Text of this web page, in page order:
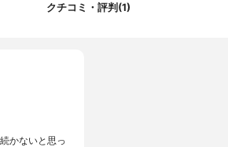
クチコミ・評判(1)
かないと思っ